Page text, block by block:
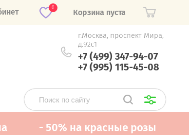
0 Корзина пуста
г.Москва, проспект Мира,
д.92с1
+7 (499) 347-94-07
+7 (995) 115-45-08
- 50% на красные розы